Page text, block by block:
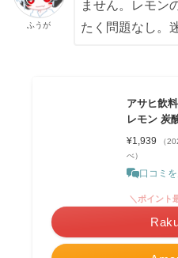
ふうが
ません。レモン
たく問題なし。
アサヒ飲
レモン 炭
¥1,939
（
べ）
口コミ
＼ポイント